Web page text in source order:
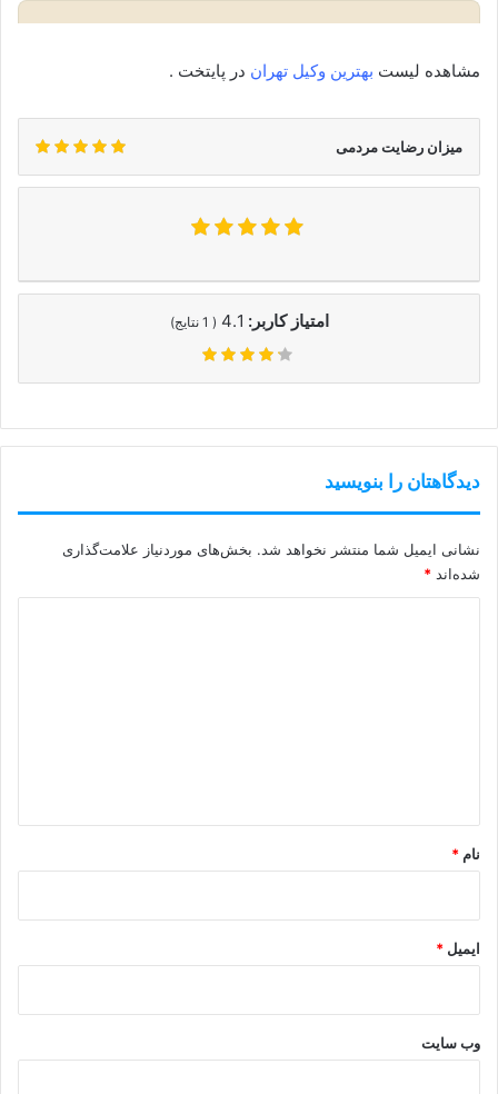
مشاهده لیست بهترین وکیل تهران در پایتخت .
میزان رضایت مردمی
امتیاز کاربر: 4.1
(
1 نتایج)
دیدگاهتان را بنویسید
نشانی ایمیل شما منتشر نخواهد شد. بخش‌های موردنیاز علامت‌گذاری
شده‌اند *
نام *
ایمیل *
وب‌ سایت